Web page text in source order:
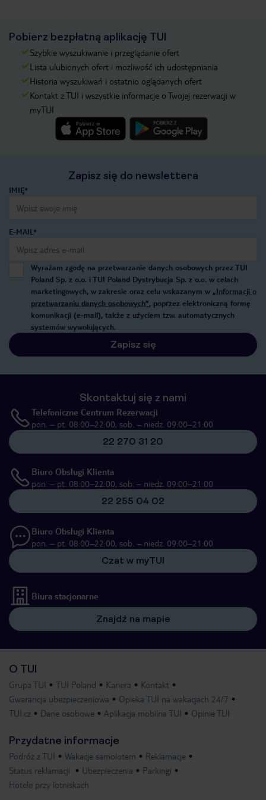
Pobierz bezpłatną aplikację TUI
Szybkie wyszukiwanie i przeglądanie ofert
Lista ulubionych ofert i możliwość ich udostępniania
Historia wyszukiwań i ostatnio oglądanych ofert
Kontakt z TUI i wszystkie informacje o Twojej rezerwacji w
myTUI
Zapisz się do newslettera
IMIĘ*
E-MAIL*
Wyrażam zgodę na przetwarzanie danych osobowych przez TUI
Poland Sp. z o.o. i TUI Poland Dystrybucja Sp. z o.o. w celach
marketingowych, w zakresie oraz celu wskazanym w „Informacji o
przetwarzaniu danych osobowych”, poprzez elektroniczną formę
komunikacji (e-mail), także z użyciem tzw. automatycznych
systemów wywołujących.
Zapisz się
Skontaktuj się z nami
Telefoniczne Centrum Rezerwacji
pon. – pt. 08:00–22:00, sob. – niedz. 09:00–21:00
22 270 31 20
Biuro Obsługi Klienta
pon. – pt. 08:00–22:00, sob. – niedz. 09:00–21:00
22 255 04 02
Biuro Obsługi Klienta
pon. – pt. 08:00–22:00, sob. – niedz. 09:00–21:00
Czat w myTUI
Biura stacjonarne
Znajdź na mapie
O TUI
Grupa TUI TUI Poland Kariera
Kontakt
Gwarancja ubezpieczeniowa
Opieka TUI na wakacjach 24/7
TUI.cz
Dane osobowe Aplikacja mobilna TUI Opinie TUI
Przydatne informacje
Podróż z TUI Wakacje samolotem
Reklamacje
Status reklamacji
Ubezpieczenia
Parkingi
Hotele przy lotniskach